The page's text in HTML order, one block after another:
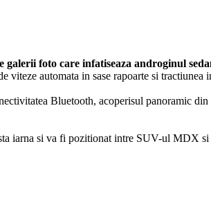
foto care infatiseaza androginul
automata in sase rapoarte si tractiunea
Bluetooth, acoperisul panoramic
iarna si va fi pozitionat intre SUV-ul MDX